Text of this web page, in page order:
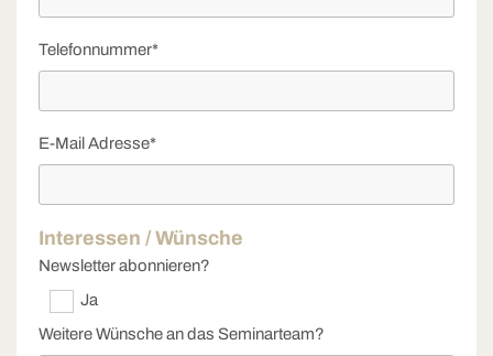
Telefonnummer*
E-Mail Adresse*
Interessen / Wünsche
Newsletter abonnieren?
Ja
Weitere Wünsche an das Seminarteam?